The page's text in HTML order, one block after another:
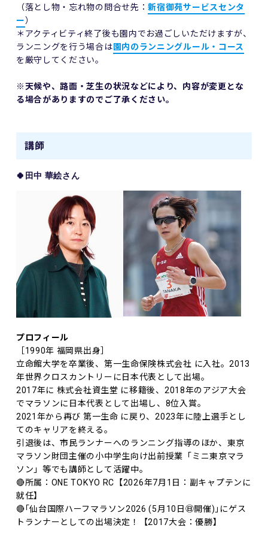
（落とし物・忘れ物の問合せ先：新宿御苑サービスセンタ
ー）
＊アクティビティ終了後も園内でお過ごしいただけますが、
ランニングを行う場合は園内のランニングルール・コース
を厳守してください。
※天候や、路面・芝生の状況などにより、内容が変更とな
る場合がありますのでご了承ください。
講師
🍀田中 華絵さん
プロフィール
［1990年 福岡県出身］
立命館大学を卒業後、第一生命保険株式会社 に入社。2013
年世界クロスカントリーに日本代表として出場。
2017年に 株式会社資生堂 に移籍後、2018年のアジア大会
でマラソンに日本代表として出場し、8位入賞。
2021年から再び 第一生命 に戻り、2023年に陸上選手とし
てのキャリアを終える。
引退後は、市民ランナーへのランニング指導のほか、東京
マラソン財団主催の小中学生向け出前授業「ミニ東京マラ
ソン」等でも講師として活躍中。
🔴所属：ONE TOKYO RC【2026年7月1日：副キャプテンに
就任】
🔴｢仙台国際ハーフマラソン2026 (5月10日㊐開催)｣にゲス
トランナーとしての出場決定！【2017大会：優勝】